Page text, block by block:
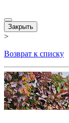
Закрыть
>
Возврат к списку